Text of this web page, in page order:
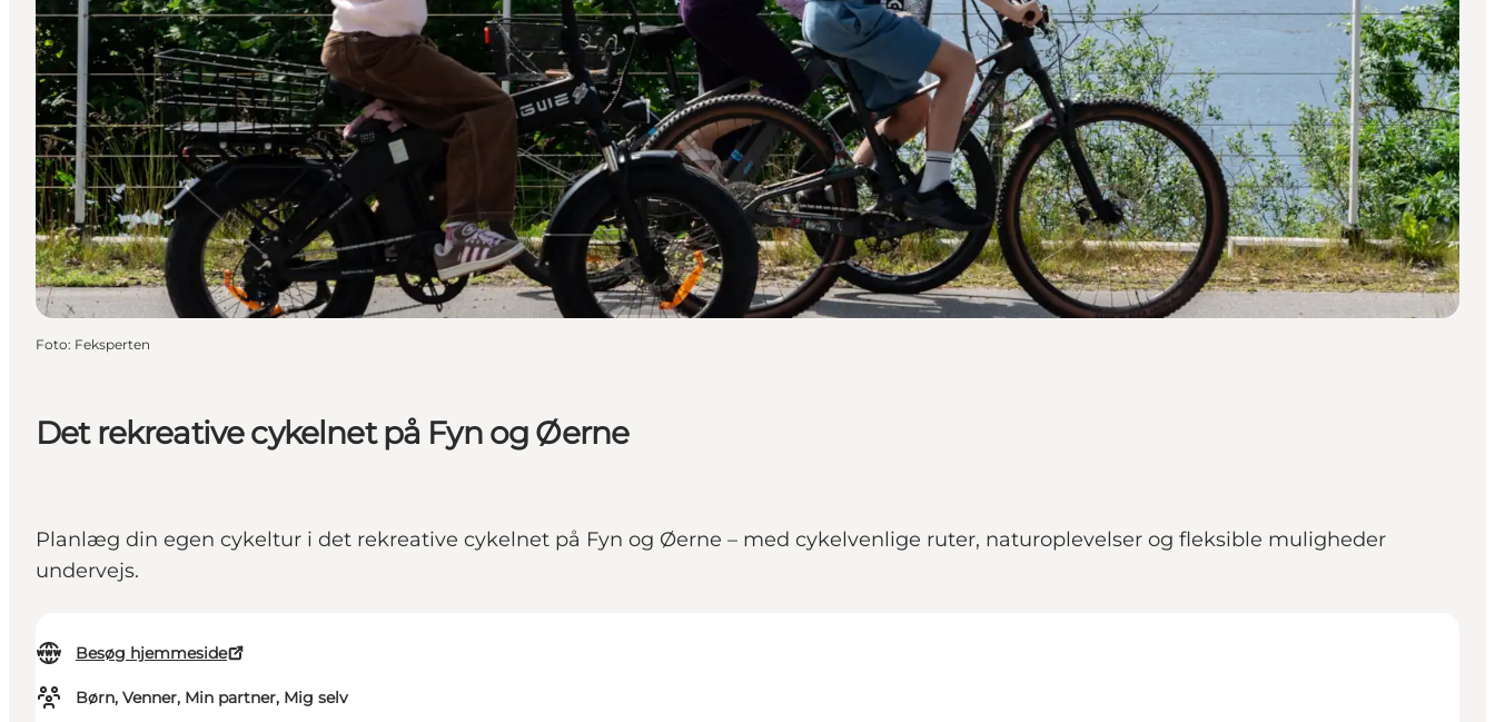
Det rekreative cykelnet på Fyn og Øerne
Planlæg din egen cykeltur i det rekreative cykelnet på Fyn og Øerne – med cykelvenlige ruter, naturoplevelser og fleksible muligheder
undervejs.
Besøg hjemmeside
Børn, Venner, Min partner, Mig selv
Foto: Feksperten